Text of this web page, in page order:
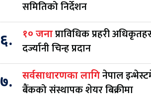
समितिको निर्देशन
६. १० जनाप्राविधिक प्रहरी
दर्ज्यानी चिन्ह प्रदान
७. सर्वसाधारणका लागिनेपाल
बैंकको संस्थापक शेयर बिक्रीमा